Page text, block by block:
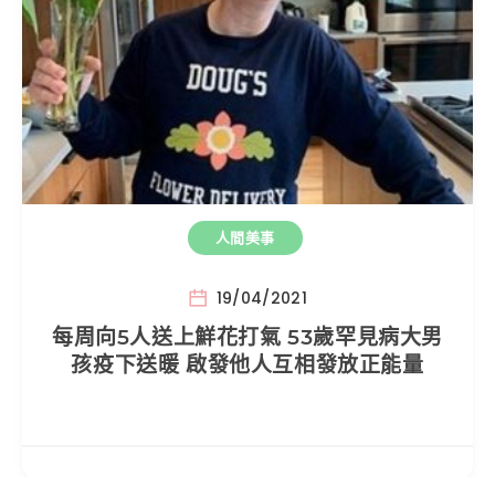
人間美事
19/04/2021
每周向5人送上鮮花打氣 53歲罕見病大男
孩疫下送暖 啟發他人互相發放正能量